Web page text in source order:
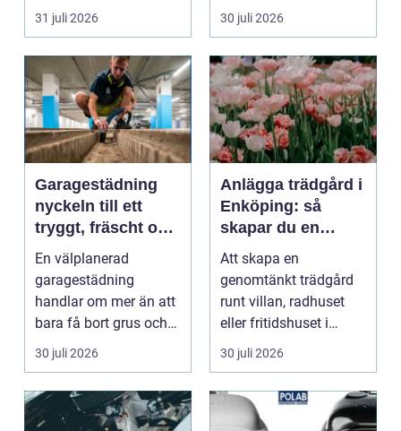
hemmet eller kon...
31 juli 2026
förändras snabbt och
medarbet...
30 juli 2026
Garagestädning
nyckeln till ett
tryggt, fräscht och
hållbart garage
En välplanerad
garagestädning
handlar om mer än att
bara få bort grus och
damm från golvet.
Rena gar...
30 juli 2026
Anlägga trädgård i
Enköping: så
skapar du en
hållbar och
harmonisk
utemiljö
Att skapa en
genomtänkt trädgård
runt villan, radhuset
eller fritidshuset i
Enkö...
30 juli 2026